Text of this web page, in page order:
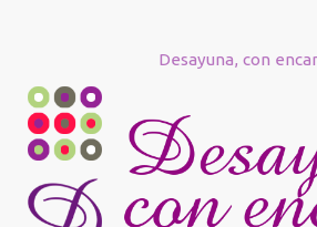
Desayuna, con